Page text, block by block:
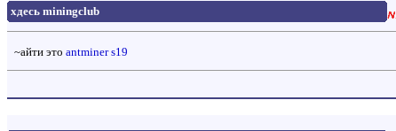
xдесь miningclub
~айти это antminer s19